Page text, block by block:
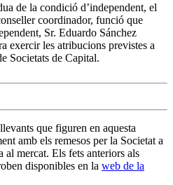
de la condició d’independent, el
coordinador, funció que
Sr. Eduardo Sánchez
exercir les atribucions previstes a
Societats de Capital.
que figuren en aquesta
amb els remesos per la Societat a
mercat. Els fets anteriors als
disponibles en la web de la